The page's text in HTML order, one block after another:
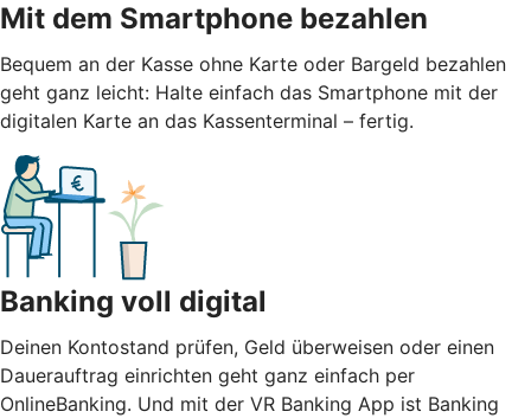
Mit dem Smartphone bezahlen
Bequem an der Kasse ohne Karte oder Bargeld bezahlen
geht ganz leicht: Halte einfach das Smartphone mit der
digitalen Karte an das Kassenterminal – fertig.
Banking voll digital
Deinen Kontostand prüfen, Geld überweisen oder einen
Dauerauftrag einrichten geht ganz einfach per
OnlineBanking. Und mit der VR Banking App ist Banking